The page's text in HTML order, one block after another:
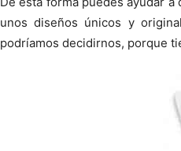
unos diseños únicos y
podríamos decidirnos, porque